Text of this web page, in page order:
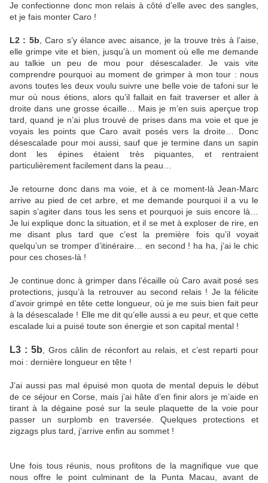
Je confectionne donc mon relais à côté d’elle avec des sangles,
et je fais monter Caro !
L2 : 5b , Caro s’y élance avec aisance, je la trouve très à l’aise,
elle grimpe vite et bien, jusqu’à un moment où elle me demande
au talkie un peu de mou pour désescalader. Je vais vite
comprendre pourquoi au moment de grimper à mon tour : nous
avons toutes les deux voulu suivre une belle voie de tafoni sur le
mur où nous étions, alors qu’il fallait en fait traverser et aller à
droite dans une grosse écaille… Mais je m’en suis aperçue trop
tard, quand je n’ai plus trouvé de prises dans ma voie et que je
voyais les points que Caro avait posés vers la droite… Donc
désescalade pour moi aussi, sauf que je termine dans un sapin
dont les épines étaient très piquantes, et rentraient
particulièrement facilement dans la peau…
Je retourne donc dans ma voie, et à ce moment-là Jean-Marc
arrive au pied de cet arbre, et me demande pourquoi il a vu le
sapin s’agiter dans tous les sens et pourquoi je suis encore là…
Je lui explique donc la situation, et il se met à exploser de rire, en
me disant plus tard que c’est la première fois qu’il voyait
quelqu’un se tromper d’itinéraire… en second ! ha ha, j’ai le chic
pour ces choses-là !
Je continue donc à grimper dans l’écaille où Caro avait posé ses
protections, jusqu’à la retrouver au second relais ! Je la félicite
d’avoir grimpé en tête cette longueur, où je me suis bien fait peur
à la désescalade ! Elle me dit qu’elle aussi a eu peur, et que cette
escalade lui a puisé toute son énergie et son capital mental !
L3 : 5b , Gros câlin de réconfort au relais, et c’est reparti pour
moi : dernière longueur en tête !
J’ai aussi pas mal épuisé mon quota de mental depuis le début
de ce séjour en Corse, mais j’ai hâte d’en finir alors je m’aide en
tirant à la dégaine posé sur la seule plaquette de la voie pour
passer un surplomb en traversée. Quelques protections et
zigzags plus tard, j’arrive enfin au sommet !
Une fois tous réunis, nous profitons de la magnifique vue que
nous offre le point culminant de la Punta Macau, avant de